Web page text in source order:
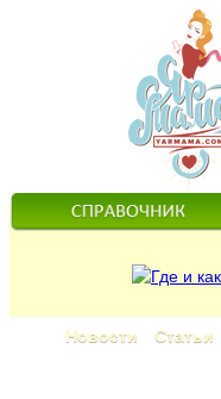
Новости Статьи